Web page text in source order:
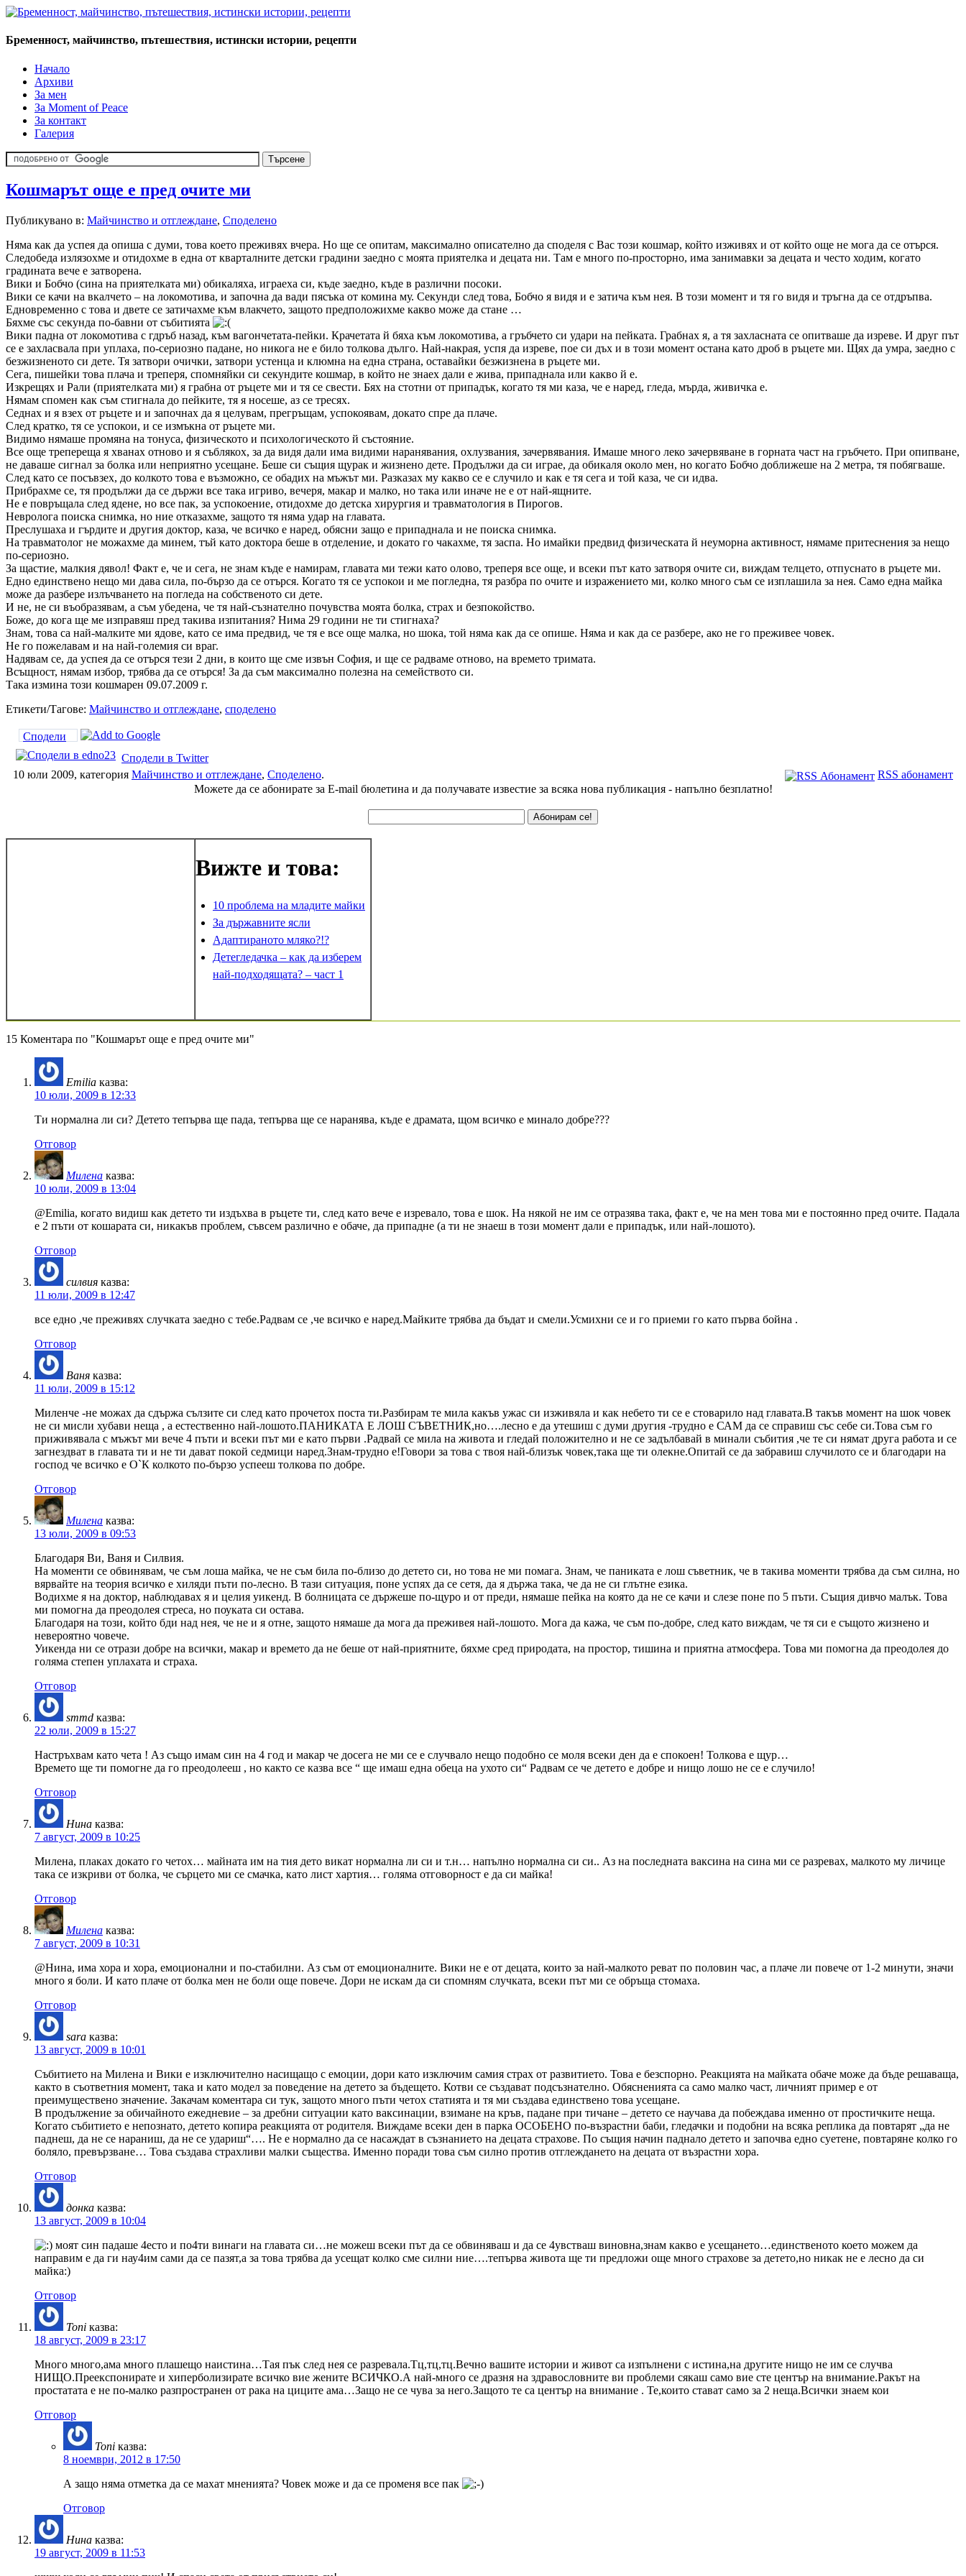
Бременност, майчинство, пътешествия, истински истории, рецепти
Начало
Архиви
За мен
За Moment of Peace
За контакт
Галерия
Кошмарът още е пред очите ми
Публикувано в: Майчинство и отглеждане, Спoделено
Няма как да успея да опиша с думи, това което преживях вчера. Но ще се опитам, максимално описателно да споделя с Вас този кошмар, който изживях и от който още не мога да се отърся.
Следобеда излязохме и отидохме в една от кварталните детски градини заедно с моята приятелка и децата ни. Там е много по-просторно, има занимавки за децата и често ходим, когато
градината вече е затворена.
Вики и Бобчо (сина на приятелката ми) обикаляха, играеха си, къде заедно, къде в различни посоки.
Вики се качи на вкалчето – на локомотива, и започна да вади пясъка от комина му. Секунди след това, Бобчо я видя и е затича към нея. В този момент и тя го видя и тръгна да се отдръпва.
Едновременно с това и двете се затичахме към влакчето, защото предположихме какво може да стане …
Бяхме със секунда по-бавни от събитията
Вики падна от локомотива с гдръб назад, към вагончетата-пейки. Крачетата й бяха към локомотива, а гръбчето си удари на пейката. Грабнах я, а тя захласната се опитваше да изреве. И друг път
се е захласвала при уплаха, по-сериозно падане, но никога не е било толкова дълго. Най-накрая, успя да изреве, пое си дъх и в този момент остана като дроб в ръцете ми. Щях да умра, заедно с
безжизненото си дете. Тя затвори очички, затвори устенца и клюмна на една страна, оставайки безжизнена в ръцете ми.
Сега, пишейки това плача и треперя, спомняйки си секундите кошмар, в който не знаех дали е жива, припаднала или какво й е.
Изкрещях и Рали (приятелката ми) я грабна от ръцете ми и тя се свести. Бях на стотни от припадък, когато тя ми каза, че е наред, гледа, мърда, живичка е.
Нямам спомен как съм стигнала до пейките, тя я носеше, аз се тресях.
Седнах и я взех от ръцете и и започнах да я целувам, прегръщам, успокоявам, докато спре да плаче.
След кратко, тя се успокои, и се измъкна от ръцете ми.
Видимо нямаше промяна на тонуса, физическото и психологическото й състояние.
Все още трепереща я хванах отново и я съблякох, за да видя дали има видими наранявания, охлузвания, зачервявания. Имаше много леко зачервяване в горната част на гръбчето. При опипване,
не даваше сигнал за болка или неприятно усещане. Беше си същия щурак и жизнено дете. Продължи да си играе, да обикаля около мен, но когато Бобчо доближеше на 2 метра, тя побягваше.
След като се посъвзех, до колкото това е възможно, се обадих на мъжът ми. Разказах му какво се е случило и как е тя сега и той каза, че си идва.
Прибрахме се, тя продължи да се държи все така игриво, вечеря, макар и малко, но така или иначе не е от най-ящните.
Не е повръщала след ядене, но все пак, за успокоение, отидохме до детска хирургия и травматология в Пирогов.
Невролога поиска снимка, но ние отказахме, защото тя няма удар на главата.
Преслушаха и гърдите и другия доктор, каза, че всичко е наред, обясни защо е припаднала и не поиска снимка.
На травматолог не можахме да минем, тъй като доктора беше в отделение, и докато го чакахме, тя заспа. Но имайки предвид физическата й неуморна активност, нямаме притеснения за нещо
по-сериозно.
За щастие, малкия дявол! Факт е, че и сега, не знам къде е намирам, главата ми тежи като олово, треперя все още, и всеки път като затворя очите си, виждам телцето, отпуснато в ръцете ми.
Едно единствено нещо ми дава сила, по-бързо да се отърся. Когато тя се успокои и ме погледна, тя разбра по очите и изражението ми, колко много съм се изплашила за нея. Само една майка
може да разбере излъчването на погледа на собственото си дете.
И не, не си въобразявам, а съм убедена, че тя най-съзнателно почувства моята болка, страх и безпокойство.
Боже, до кога ще ме изправяш пред такива изпитания? Нима 29 години не ти стигнаха?
Знам, това са най-малките ми ядове, като се има предвид, че тя е все още малка, но шока, той няма как да се опише. Няма и как да се разбере, ако не го преживее човек.
Не го пожелавам и на най-големия си враг.
Надявам се, да успея да се отърся тези 2 дни, в които ще сме извън София, и ще се радваме отново, на времето тримата.
Всъщност, нямам избор, трябва да се отърся! За да съм максимално полезна на семейството си.
Така измина този кошмарен 09.07.2009 г.
Етикети/Тагове: Майчинство и отглеждане, споделено
Сподели
Сподели в Twitter
10 юли 2009, категория Майчинство и отглеждане, Спoделено.
RSS абонамент
Можете да се абонирате за E-mail бюлетина и да получавате известие за всяка нова публикация - напълно безплатно!
Вижте и това:
10 проблема на младите майки
За държавните ясли
Адаптираното мляко?!?
Детегледачка – как да изберем
най-подходящата? – част 1
15 Коментара по "Кошмарът още е пред очите ми"
Emilia казва:
10 юли, 2009 в 12:33
Ти нормална ли си? Детето тепърва ще пада, тепърва ще се наранява, къде е драмата, щом всичко е минало добре???
Отговор
Милена казва:
10 юли, 2009 в 13:04
@Emilia, когато видиш как детето ти издъхва в ръцете ти, след като вече е изревало, това е шок. На някой не им се отразява така, факт е, че на мен това ми е постоянно пред очите. Падала
е 2 пъти от кошарата си, никакъв проблем, съвсем различно е обаче, да припадне (а ти не знаеш в този момент дали е припадък, или най-лошото).
Отговор
силвия казва:
11 юли, 2009 в 12:47
все едно ,че преживях случката заедно с тебе.Радвам се ,че всичко е наред.Майките трябва да бъдат и смели.Усмихни се и го приеми го като първа бойна .
Отговор
Ваня казва:
11 юли, 2009 в 15:12
Миленче -не можах да сдържа сълзите си след като прочетох поста ти.Разбирам те мила какъв ужас си изживяла и как небето ти се е стоварило над главата.В такъв момент на шок човек
не си мисли хубави неща , а естественно най-лошото.ПАНИКАТА Е ЛОШ СЪВЕТНИК,но….лесно е да утешиш с думи другия -трудно е САМ да се справиш със себе си.Това съм го
приживявала с мъжът ми вече 4 пъти и всеки път ми е като първи .Радвай се мила на живота и гледай положително и не се задълбавай в минали събития ,че те си нямат друга работа и се
загнездват в главата ти и не ти дават покой седмици наред.Знам-трудно е!Говори за това с твоя най-близък човек,така ще ти олекне.Опитай се да забравиш случилото се и благодари на
господ че всичко е О`К колкото по-бързо успееш толкова по добре.
Отговор
Милена казва:
13 юли, 2009 в 09:53
Благодаря Ви, Ваня и Силвия.
На моменти се обвинявам, че съм лоша майка, че не съм била по-близо до детето си, но това не ми помага. Знам, че паниката е лош съветник, че в такива моменти трябва да съм силна, но
вярвайте на теория всичко е хиляди пъти по-лесно. В тази ситуация, поне успях да се сетя, да я държа така, че да не си глътне езика.
Водихме я на доктор, наблюдавах я и целия уикенд. В болницата се държеше по-щуро и от преди, нямаше пейка на която да не се качи и слезе поне по 5 пъти. Същия дивчо малък. Това
ми помогна да преодолея стреса, но поуката си остава.
Благодаря на този, който бди над нея, че не и я отне, защото нямаше да мога да преживея най-лошото. Мога да кажа, че съм по-добре, след като виждам, че тя си е същото жизнено и
невероятно човече.
Уикенда ни се отрази добре на всички, макар и времето да не беше от най-приятните, бяхме сред природата, на простор, тишина и приятна атмосфера. Това ми помогна да преодолея до
голяма степен уплахата и страха.
Отговор
smmd казва:
22 юли, 2009 в 15:27
Настръхвам като чета ! Аз също имам син на 4 год и макар че досега не ми се е случвало нещо подобно се моля всеки ден да е спокоен! Толкова е щур…
Времето ще ти помогне да го преодолееш , но както се казва все “ ще имаш една обеца на ухото си“ Радвам се че детето е добре и нищо лошо не се е случило!
Отговор
Нина казва:
7 август, 2009 в 10:25
Милена, плаках докато го четох… майната им на тия дето викат нормална ли си и т.н… напълно нормална си си.. Аз на последната ваксина на сина ми се разревах, малкото му личице
така се изкриви от болка, че сърцето ми се смачка, като лист хартия… голяма отговорност е да си майка!
Отговор
Милена казва:
7 август, 2009 в 10:31
@Нина, има хора и хора, емоционални и по-стабилни. Аз съм от емоционалните. Вики не е от децата, които за най-малкото реват по половин час, а плаче ли повече от 1-2 минути, значи
много я боли. И като плаче от болка мен не боли още повече. Дори не искам да си спомням случката, всеки път ми се обръща стомаха.
Отговор
sara казва:
13 август, 2009 в 10:01
Събитието на Милена и Вики е изключително насищащо с емоции, дори като изключим самия страх от развитието. Това е безспорно. Реакцията на майката обаче може да бъде решаваща,
както в съответния момент, така и като модел за поведение на детето за бъдещето. Котви се създават подсъзнателно. Обясненията са само малко част, личният пример е от
преимуществено значение. Закачам коментара си тук, защото много пъти четох статията и тя ми създава единствено това усещане.
В продължение за обичайното ежедневие – за дребни ситуации като ваксинации, взимане на кръв, падане при тичане – детето се научава да побеждава именно от простичките неща.
Когато събитието е непознато, детето копира реакцията от родителя. Виждаме всеки ден в парка ОСОБЕНО по-възрастни баби, гледачки и подобни на всяка реплика да повтарят „да не
паднеш, да не се нараниш, да не се удариш“…. Не е нормално да се насаждат в съзнанието на децата страхове. По същия начин паднало детето и започва едно суетене, повтаряне колко го
боляло, превързване… Това създава страхливи малки същества. Именно поради това съм силно против отглеждането на децата от възрастни хора.
Отговор
донка казва:
13 август, 2009 в 10:04
моят син падаше 4есто и по4ти винаги на главата си…не можеш всеки път да се обвиняваш и да се 4увстваш виновна,знам какво е усещането…единственото което можем да
направим е да ги нау4им сами да се пазят,а за това трябва да усещат колко сме силни ние….тепърва живота ще ти предложи още много страхове за детето,но никак не е лесно да си
майка:)
Отговор
Toni казва:
18 август, 2009 в 23:17
Много много,ама много плашещо наистина…Тая пък след нея се разревала.Тц,тц,тц.Вечно вашите истории и живот са изпълнени с истина,на другите нищо не им се случва
НИЩО.Преекспонирате и хиперболизирате всичко вие жените ВСИЧКО.А най-много се дразня на здравословнитe ви проблеми сякаш само вие сте център на внимание.Ракът на
простатата е не по-малко разпространен от рака на циците ама…Защо не се чува за него.Защото те са център на внимание . Те,които стават само за 2 неща.Всички знаем кои
Отговор
Toni казва:
8 ноември, 2012 в 17:50
А защо няма отметка да се махат мненията? Човек може и да се променя все пак
Отговор
Нина казва:
19 август, 2009 в 11:53